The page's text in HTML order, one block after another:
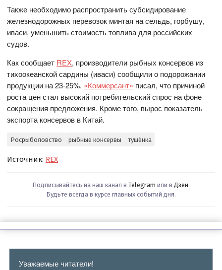
Также необходимо распространить субсидирование
железнодорожных перевозок минтая на сельдь, горбушу,
иваси, уменьшить стоимость топлива для российских
судов.
Как сообщает REX, производители рыбных консервов из
тихоокеанской сардины (иваси) сообщили о подорожании
продукции на 23-25%. «Коммерсант» писал, что причиной
роста цен стал высокий потребительский спрос на фоне
сокращения предложения. Кроме того, вырос показатель
экспорта консервов в Китай.
Росрыболовство рыбные консервы тушёнка
Источник: REX
Подписывайтесь на наш канал в Telegram или в Дзен.
Будьте всегда в курсе главных событий дня.
Уважаемые читатели!